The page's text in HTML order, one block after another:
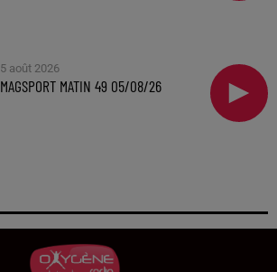
5 août 2026
MAGSPORT MATIN 49 05/08/26